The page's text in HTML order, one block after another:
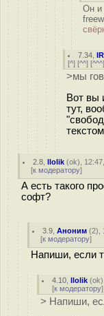
Он и
7.34 ,
[^] [^^] [^^^
>мы
Вот вы
тут,
2.8 ,llolik (ok),
[к модератору]
А есть такого
софт?
3.9 ,Аноним (2),
[к модератору]
Напиши, если
4.10 ,llolik (ok
[к модератору]
> Напиши,